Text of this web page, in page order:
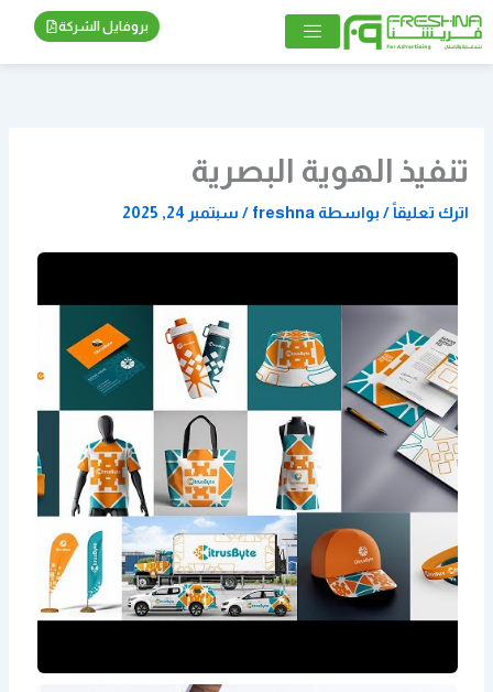
تخطي
إلى
المحتوى
بروفايل الشركة
تنفيذ الهوية البصرية
اترك تعليقاً / بواسطة freshna
/ سبتمبر 24, 2025